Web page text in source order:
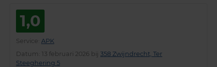
1,0
Service APK
Datum : 13 februari 2026 bij 358 Zwijndrecht, Ter
Steeghering 5